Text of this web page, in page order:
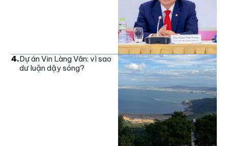
4.Dự án Vin Làng Vân: vì sao
dư luận dậy sóng?